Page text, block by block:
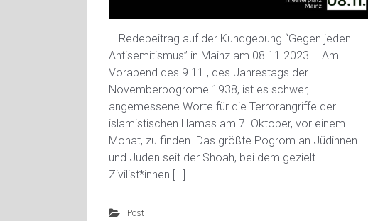
– Redebeitrag auf der Kundgebung “Gegen jeden
Antisemitismus” in Mainz am 08.11.2023 – Am
Vorabend des 9.11., des Jahrestags der
Novemberpogrome 1938, ist es schwer,
angemessene Worte für die Terrorangriffe der
islamistischen Hamas am 7. Oktober, vor einem
Monat, zu finden. Das größte Pogrom an Jüdinnen
und Juden seit der Shoah, bei dem gezielt
Zivilist*innen […]
Post